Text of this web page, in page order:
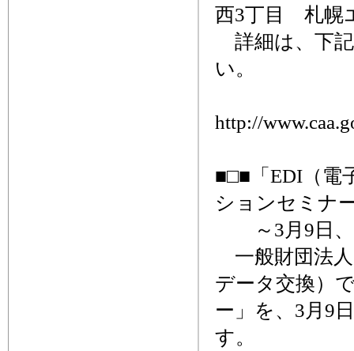
西3丁目 札幌
詳細は、下
い。
http://
■□■「EDI（電
ションセミナ
～3月9日、
一般財団法人
データ交換）
ー」を、3月9
す。